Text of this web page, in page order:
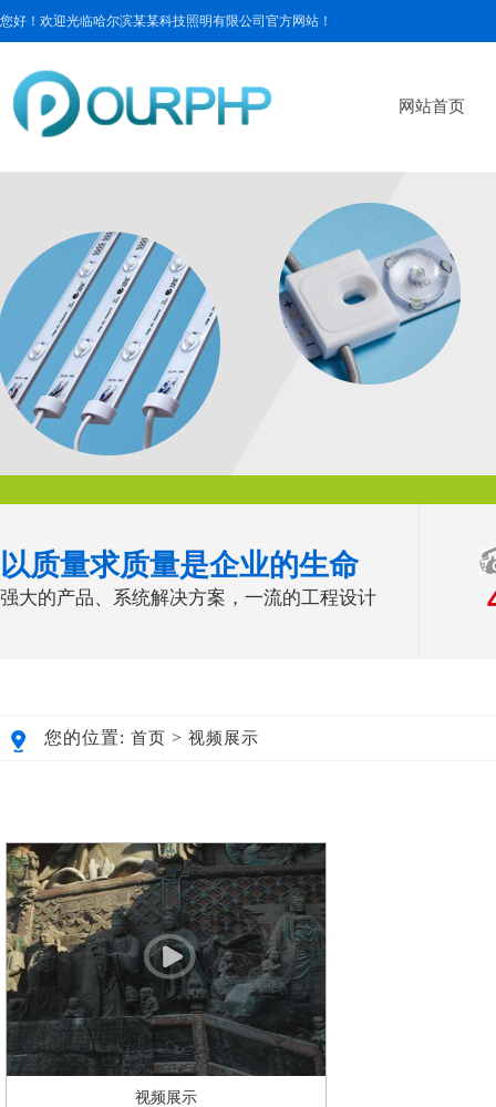
您好！欢迎光临哈尔滨某某科技照明有限公司官方网站！
网站首页
以质量求质量是企业的生命
强大的产品、系统解决方案，一流的工程设计
您的位置: 首页 > 视频展示
视频展示